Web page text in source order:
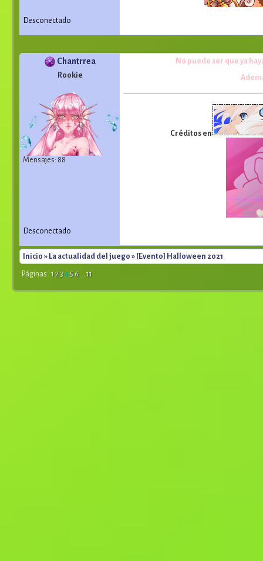
Desconectado
Chantrrea
Rookie
Mensajes: 88
No puede ser que ya
Créditos en
Desconectado
Inicio » La actualidad del juego » [Evento] Halloween 2021
Páginas : 1 2345 6 ... 11